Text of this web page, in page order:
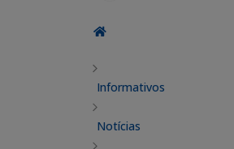
Informativos
Notícias